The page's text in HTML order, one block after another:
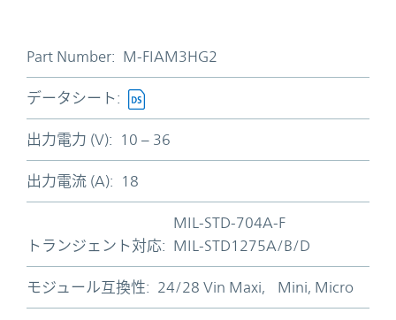
Part Number: M-FIAM3HG2
データシート:
出力電力 (V): 10 – 36
出力電流 (A): 18
トランジェント対応:
MIL-STD-704A-F
MIL-STD1275A/B/D
モジュール互換性: 24/28 Vin Maxi, Mini, Micro